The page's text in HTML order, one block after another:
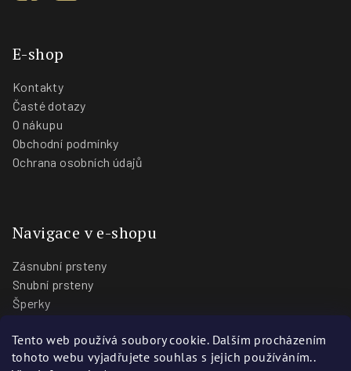
Tento web používá soubory cookie. Dalším procházením
tohoto webu vyjadřujete souhlas s jejich používáním..
E-shop
Kontakty
Časté dotazy
O nákupu
Obchodní podmínky
Ochrana osobních údajů
Navigace v e-shopu
Zásnubní prsteny
Snubní prsteny
Šperky
Blog
Prodejny